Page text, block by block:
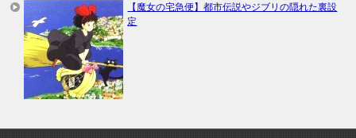
【魔女の宅急便】都市伝説やジブリの隠れた裏設
定